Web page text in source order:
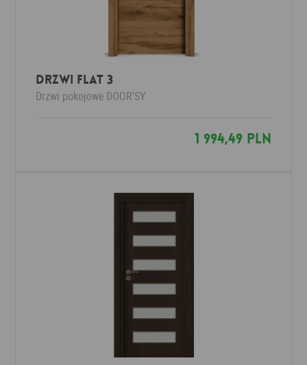
DRZWI FLAT 3
Drzwi pokojowe DOOR'SY
1 994,49 PLN